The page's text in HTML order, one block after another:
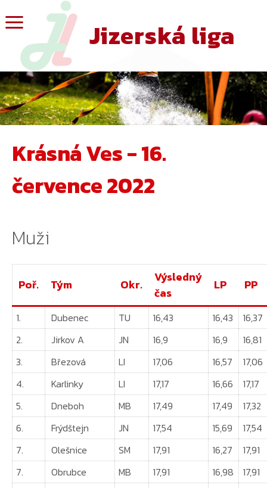
Jizerská liga
Krásná Ves - 16.
července 2022
Muži
Poř. Tým Okr.
Výsledný
čas
LP PP
1. Dubenec TU 16,43 16,43
16,37
2.
Jirkov A JN 16,9 16,9
16,81
3.
Březová LI 17,06 16,57
17,06
4.
Karlinky LI 17,17 16,66
17,17
5.
Dneboh MB 17,49 17,49
17,32
6.
Frýdštejn JN 17,54 15,69
17,54
7.
Olešnice SM 17,91 16,27
17,91
7.
Obrubce MB 17,91 16,98
17,91